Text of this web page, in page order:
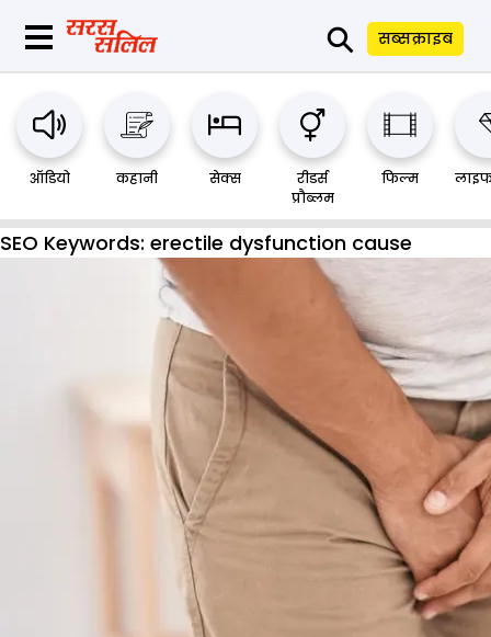
⚲ सब्सक्राइब
ऑडियो कहानी सेक्स
रीडर्स
प्रौब्लम
फिल्म
SEO Keywords: erectile dysfunction cause